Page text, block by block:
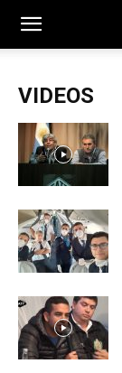
VIDEOS